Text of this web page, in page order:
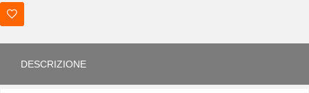
DESCRIZIONE